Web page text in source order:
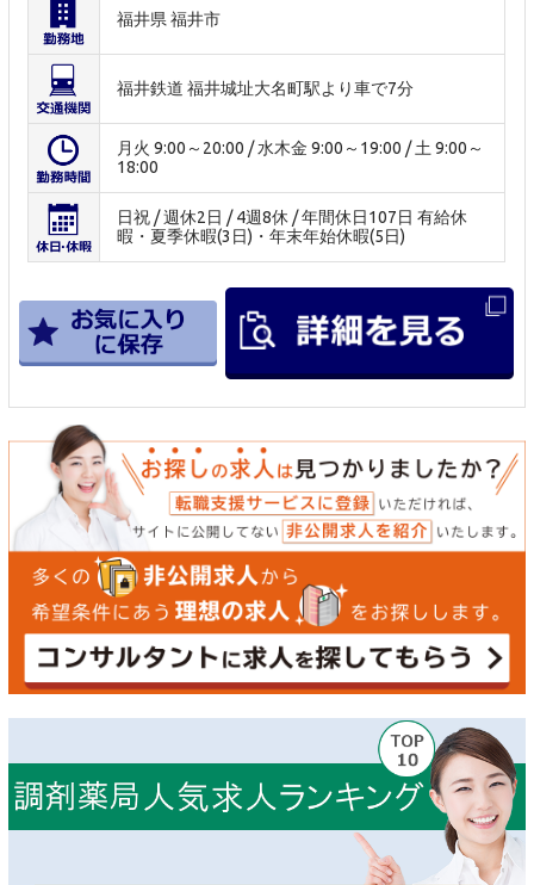
福井県 福井市
福井鉄道 福井城址大名町駅より車で7分
月火 9:00～20:00 / 水木金 9:00～19:00 / 土 9:00～
18:00
日祝 / 週休2日 / 4週8休 / 年間休日107日 有給休
暇・夏季休暇(3日)・年末年始休暇(5日)